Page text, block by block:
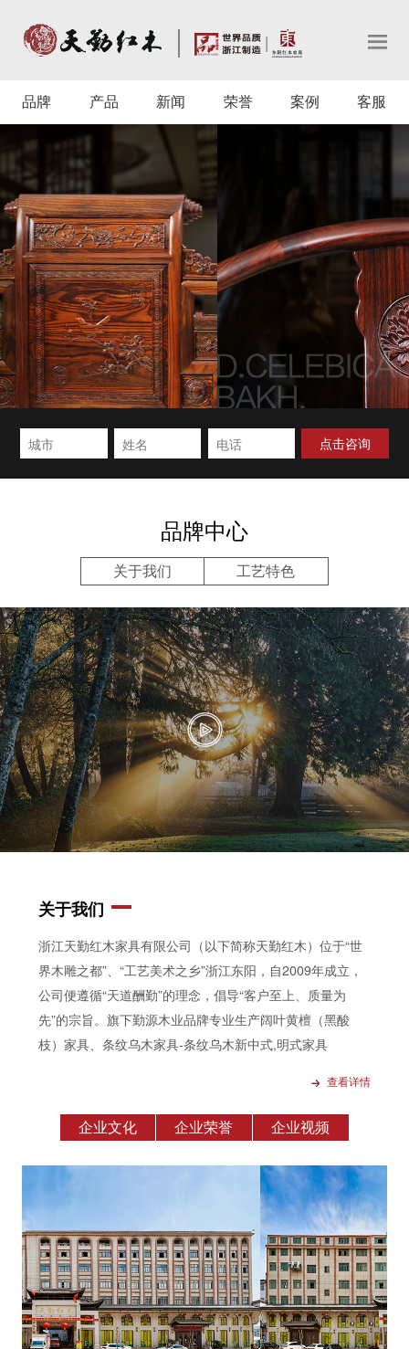
品牌 产品 新闻 荣誉 案例 客服
品牌中心
关于我们 工艺特色
关于我们
浙江天勤红木家具有限公司（以下简称天勤红木）位于“世
界木雕之都”、“工艺美术之乡”浙江东阳，自2009年成立，
公司便遵循“天道酬勤”的理念，倡导“客户至上、质量为
先”的宗旨。旗下勤源木业品牌专业生产阔叶黄檀（黑酸
枝）家具 、条纹乌木家具-条纹乌木新中式,明式家具
查看详情
企业文化 企业荣誉 企业视频